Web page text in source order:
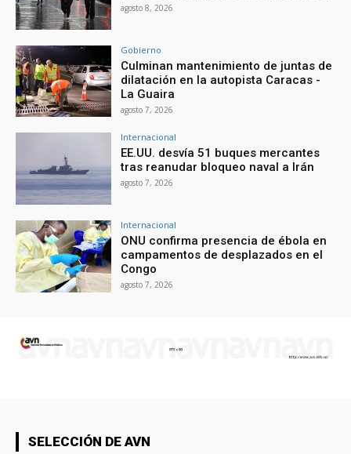
agosto 8, 2026
Gobierno
Culminan mantenimiento de juntas de
dilatación en la autopista Caracas -
La Guaira
agosto 7, 2026
Internacional
EE.UU. desvía 51 buques mercantes
tras reanudar bloqueo naval a Irán
agosto 7, 2026
Internacional
ONU confirma presencia de ébola en
campamentos de desplazados en el
Congo
agosto 7, 2026
SELECCIÓN DE AVN